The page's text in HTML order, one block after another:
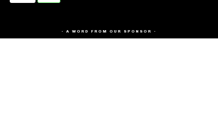
- A WORD FROM OUR SPONSOR -